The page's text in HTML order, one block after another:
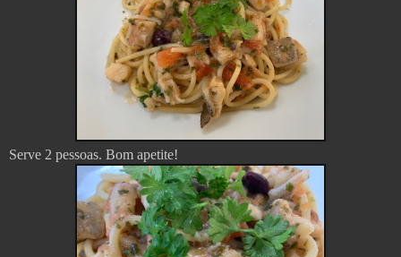
Serve 2 pessoas. Bom apetite!